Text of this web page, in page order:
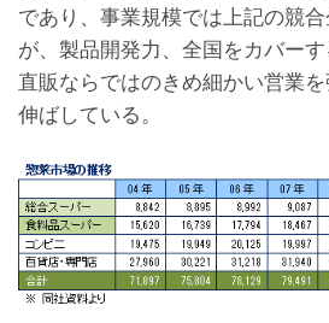
であり、事業規模では上記の競
が、製品開発力、全国をカバー
直販ならではのきめ細かい営業
伸ばしている。